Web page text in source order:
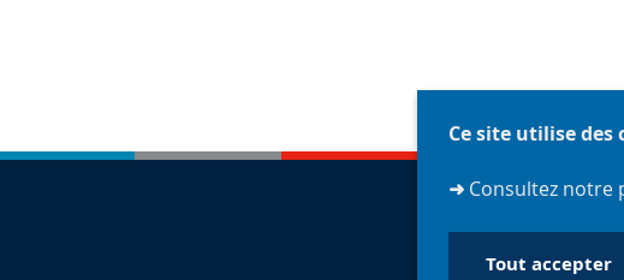
Ce site utilise des
➜ Consultez notre
Tout accepter